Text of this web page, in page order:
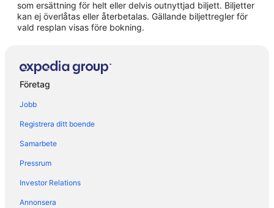
Hotell i Malagas historiska centrum
Hotell i Rincon de la Victoria
Hotell i Jardín de la Abadía
B&B i Málaga
Hotell i Málaga Centro
Fjällstugor i Málaga
Hotell i Málaga-Este
Vandrarhem i Málaga
Kapselhotell i Málaga
Lägenheter i Málaga
som ersättning för helt eller delvis outnyttjad biljett. Biljetter
kan ej överlåtas eller återbetalas. Gällande biljettregler för
vald resplan visas före bokning.
Företag
Jobb
Registrera ditt boende
Samarbete
Pressrum
Investor Relations
Annonsera